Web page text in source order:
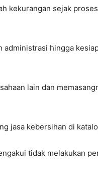
kekurangan sejak
hingga
lain dan
jasa kebersihan di
tidak melakukan